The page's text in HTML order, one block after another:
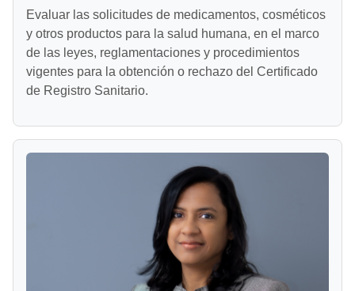
Evaluar las solicitudes de medicamentos, cosméticos
y otros productos para la salud humana, en el marco
de las leyes, reglamentaciones y procedimientos
vigentes para la obtención o rechazo del Certificado
de Registro Sanitario.